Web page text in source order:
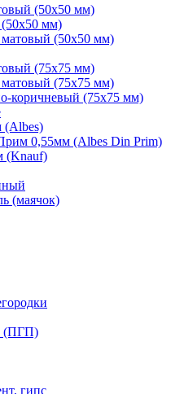
(50х50 мм)
мм)
(50х50 мм)
(75х75 мм)
(75х75 мм)
коричневый (75х75 мм)
(Albes)
0,55мм (Albes Din Prim)
(Knauf)
(маячок)
(ПГП)
гипс